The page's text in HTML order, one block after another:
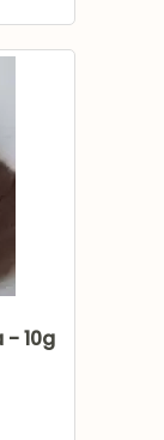
10g